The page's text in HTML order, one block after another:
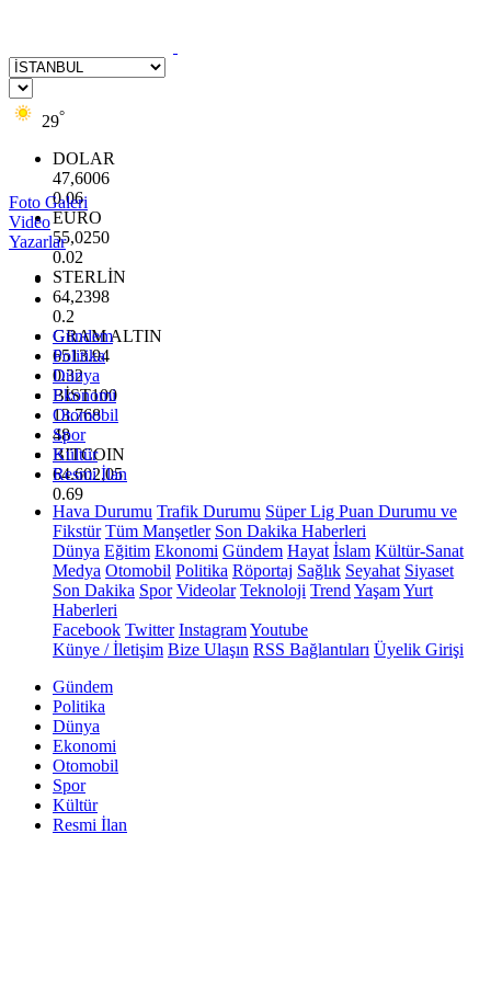
29°
DOLAR
47,6006
0.06
EURO
55,0250
0.02
STERLİN
64,2398
0.2
GRAM ALTIN
6513.94
0.32
BİST100
13.768
48
BITCOIN
64.602,05
0.69
Foto Galeri
Video
Yazarlar
Gündem
Politika
Dünya
Ekonomi
Otomobil
Spor
Kültür
Resmi İlan
Hava Durumu Trafik Durumu Süper Lig Puan Durumu ve
Fikstür Tüm Manşetler Son Dakika Haberleri
Dünya Eğitim Ekonomi Gündem Hayat İslam Kültür-Sanat
Medya Otomobil Politika Röportaj Sağlık Seyahat Siyaset
Son Dakika Spor Videolar Teknoloji Trend YaşamYurt
Haberleri
Facebook Twitter InstagramYoutube
Künye / İletişim Bize Ulaşın RSS Bağlantıları Üyelik Girişi
Gündem
Politika
Dünya
Ekonomi
Otomobil
Spor
Kültür
Resmi İlan